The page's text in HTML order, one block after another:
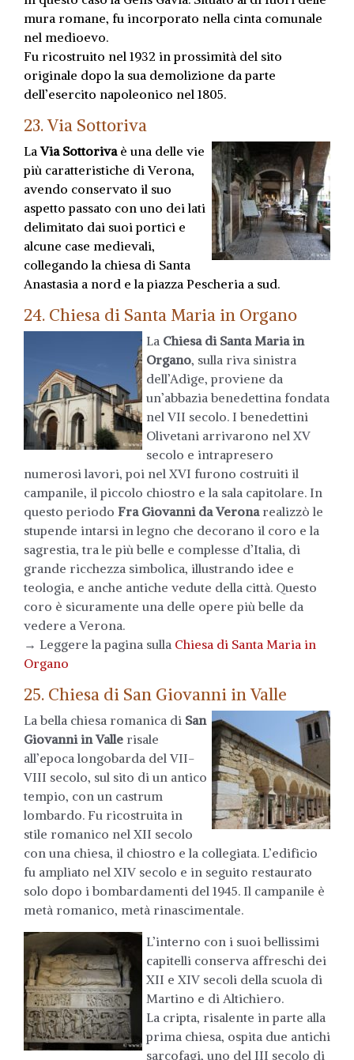
mura romane, fu incorporato nella cinta comunale
nel medioevo.
Fu ricostruito nel 1932 in prossimità del sito
originale dopo la sua demolizione da parte
dell’esercito napoleonico nel 1805.
23. Via Sottoriva
La Via Sottorivaè una delle vie
più caratteristiche di Verona,
avendo conservato il suo
aspetto passato con uno dei lati
delimitato dai suoi portici e
alcune case medievali,
collegando la chiesa di Santa
Anastasia a nord e la piazza Pescheria a sud.
24. Chiesa di Santa Maria in Organo
La Chiesa di Santa Maria in
Organo, sulla riva sinistra
dell’Adige, proviene da
un’abbazia benedettina fondata
nel VII secolo. I benedettini
Olivetani arrivarono nel XV
secolo e intrapresero
numerosi lavori, poi nel XVI furono costruiti il
campanile, il piccolo chiostro e la sala capitolare. In
questo periodo Fra Giovanni da Veronarealizzò le
stupende intarsi in legno che decorano il coro e la
sagrestia, tra le più belle e complesse d’Italia, di
grande ricchezza simbolica, illustrando idee e
teologia, e anche antiche vedute della città. Questo
coro è sicuramente una delle opere più belle da
vedere a Verona.
→ Leggere la pagina sulla Chiesa di Santa Maria in
Organo
25. Chiesa di San Giovanni in Valle
La bella chiesa romanica di San
Giovanni in Valle risale
all’epoca longobarda del VII-
VIII secolo, sul sito di un antico
tempio, con un castrum
lombardo. Fu ricostruita in
stile romanico nel XII secolo
con una chiesa, il chiostro e la collegiata. L’edificio
fu ampliato nel XIV secolo e in seguito restaurato
solo dopo i bombardamenti del 1945. Il campanile è
metà romanico, metà rinascimentale.
L’interno con i suoi bellissimi
capitelli conserva affreschi dei
XII e XIV secoli della scuola di
Martino e di Altichiero.
La cripta, risalente in parte alla
prima chiesa, ospita due antichi
sarcofagi, uno del III secolo di